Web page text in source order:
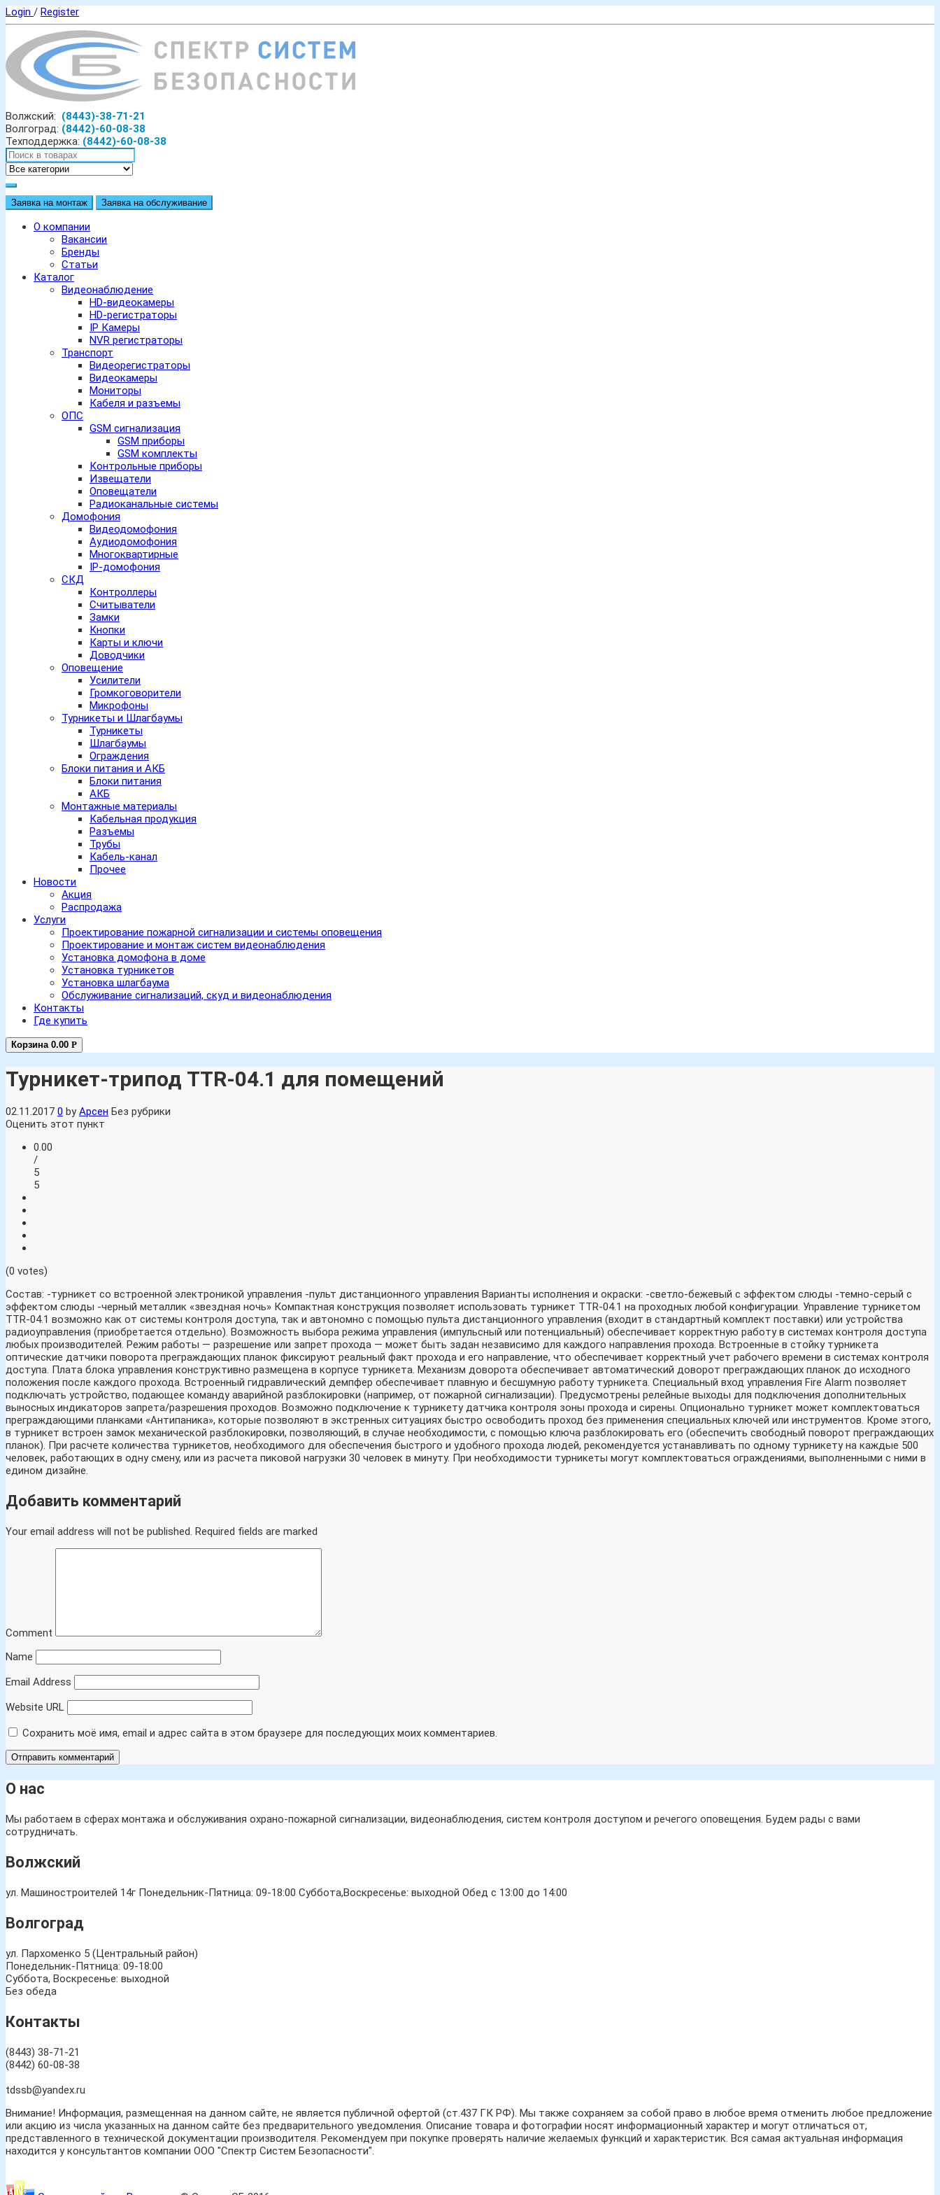
Login / Register
Волжский: (8443)-38-71-21
Волгоград: (8442)-60-08-38
Техподдержка: (8442)-60-08-38
Заявка на монтаж Заявка на обслуживание
О компании
Вакансии
Бренды
Статьи
Каталог
Видеонаблюдение
HD-видеокамеры
HD-регистраторы
IP Камеры
NVR регистраторы
Транспорт
Видеорегистраторы
Видеокамеры
Мониторы
Кабеля и разъемы
ОПС
GSM сигнализация
GSM приборы
GSM комплекты
Контрольные приборы
Извещатели
Оповещатели
Радиоканальные системы
Домофония
Видеодомофония
Аудиодомофония
Многоквартирные
IP-домофония
СКД
Контроллеры
Считыватели
Замки
Кнопки
Карты и ключи
Доводчики
Оповещение
Усилители
Громкоговорители
Микрофоны
Турникеты и Шлагбаумы
Турникеты
Шлагбаумы
Ограждения
Блоки питания и АКБ
Блоки питания
АКБ
Монтажные материалы
Кабельная продукция
Разъемы
Трубы
Кабель-канал
Прочее
Новости
Акция
Распродажа
Услуги
Проектирование пожарной сигнализации и системы оповещения
Проектирование и монтаж систем видеонаблюдения
Установка домофона в доме
Установка турникетов
Установка шлагбаума
Обслуживание сигнализаций, скуд и видеонаблюдения
Контакты
Где купить
Корзина 0.00 Р
Турникет-трипод TTR-04.1 для помещений
02.11.2017 0 byАрсен Без рубрики
Оценить этот пункт
0.00
/
5
5
(0 votes)
Состав: -турникет со встроенной электроникой управления -пульт дистанционного управления Варианты исполнения и окраски: -светло-бежевый с эффектом слюды -темно-серый с
эффектом слюды -черный металлик «звездная ночь» Компактная конструкция позволяет использовать турникет TTR-04.1 на проходных любой конфигурации. Управление турникетом
TTR-04.1 возможно как от системы контроля доступа, так и автономно с помощью пульта дистанционного управления (входит в стандартный комплект поставки) или устройства
радиоуправления (приобретается отдельно). Возможность выбора режима управления (импульсный или потенциальный) обеспечивает корректную работу в системах контроля доступа
любых производителей. Режим работы — разрешение или запрет прохода — может быть задан независимо для каждого направления прохода. Встроенные в стойку турникета
оптические датчики поворота преграждающих планок фиксируют реальный факт прохода и его направление, что обеспечивает корректный учет рабочего времени в системах контроля
доступа. Плата блока управления конструктивно размещена в корпусе турникета. Механизм доворота обеспечивает автоматический доворот преграждающих планок до исходного
положения после каждого прохода. Встроенный гидравлический демпфер обеспечивает плавную и бесшумную работу турникета. Специальный вход управления Fire Alarm позволяет
подключать устройство, подающее команду аварийной разблокировки (например, от пожарной сигнализации). Предусмотрены релейные выходы для подключения дополнительных
выносных индикаторов запрета/разрешения проходов. Возможно подключение к турникету датчика контроля зоны прохода и сирены. Опционально турникет может комплектоваться
преграждающими планками «Антипаника», которые позволяют в экстренных ситуациях быстро освободить проход без применения специальных ключей или инструментов. Кроме этого,
в турникет встроен замок механической разблокировки, позволяющий, в случае необходимости, с помощью ключа разблокировать его (обеспечить свободный поворот преграждающих
планок). При расчете количества турникетов, необходимого для обеспечения быстрого и удобного прохода людей, рекомендуется устанавливать по одному турникету на каждые 500
человек, работающих в одну смену, или из расчета пиковой нагрузки 30 человек в минуту. При необходимости турникеты могут комплектоваться ограждениями, выполненными с ними в
едином дизайне.
Добавить комментарий
Your email address will not be published. Required fields are marked
Comment
Name
Email Address
Website URL
Сохранить моё имя, email и адрес сайта в этом браузере для последующих моих комментариев.
О нас
Мы работаем в сферах монтажа и обслуживания охрано-пожарной сигнализации, видеонаблюдения, систем контроля доступом и речегого оповещения. Будем рады с вами
сотрудничать.
Волжский
ул. Машиностроителей 14г Понедельник-Пятница: 09-18:00 Суббота,Воскресенье: выходной Обед с 13:00 до 14:00
Волгоград
ул. Пархоменко 5 (Центральный район)
Понедельник-Пятница: 09-18:00
Суббота, Воскресенье: выходной
Без обеда
Контакты
(8443) 38-71-21
(8442) 60-08-38
tdssb@yandex.ru
Внимание! Информация, размещенная на данном сайте, не является публичной офертой (ст.437 ГК РФ). Мы также сохраняем за собой право в любое время отменить любое предложение
или акцию из числа указанных на данном сайте без предварительного уведомления. Описание товара и фотографии носят информационный характер и могут отличаться от,
представленного в технической документации производителя. Рекомендуем при покупке проверять наличие желаемых функций и характеристик. Вся самая актуальная информация
находится у консультантов компании ООО "Спектр Систем Безопасности".